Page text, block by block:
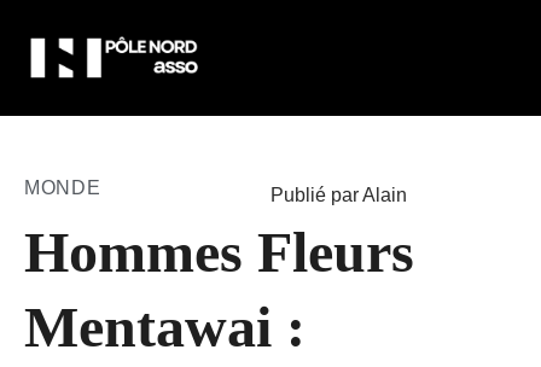
MONDE Publié par Alain
Hommes Fleurs
Mentawai :